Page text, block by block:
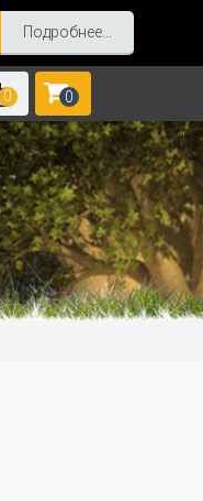
Подробнее...
0 0